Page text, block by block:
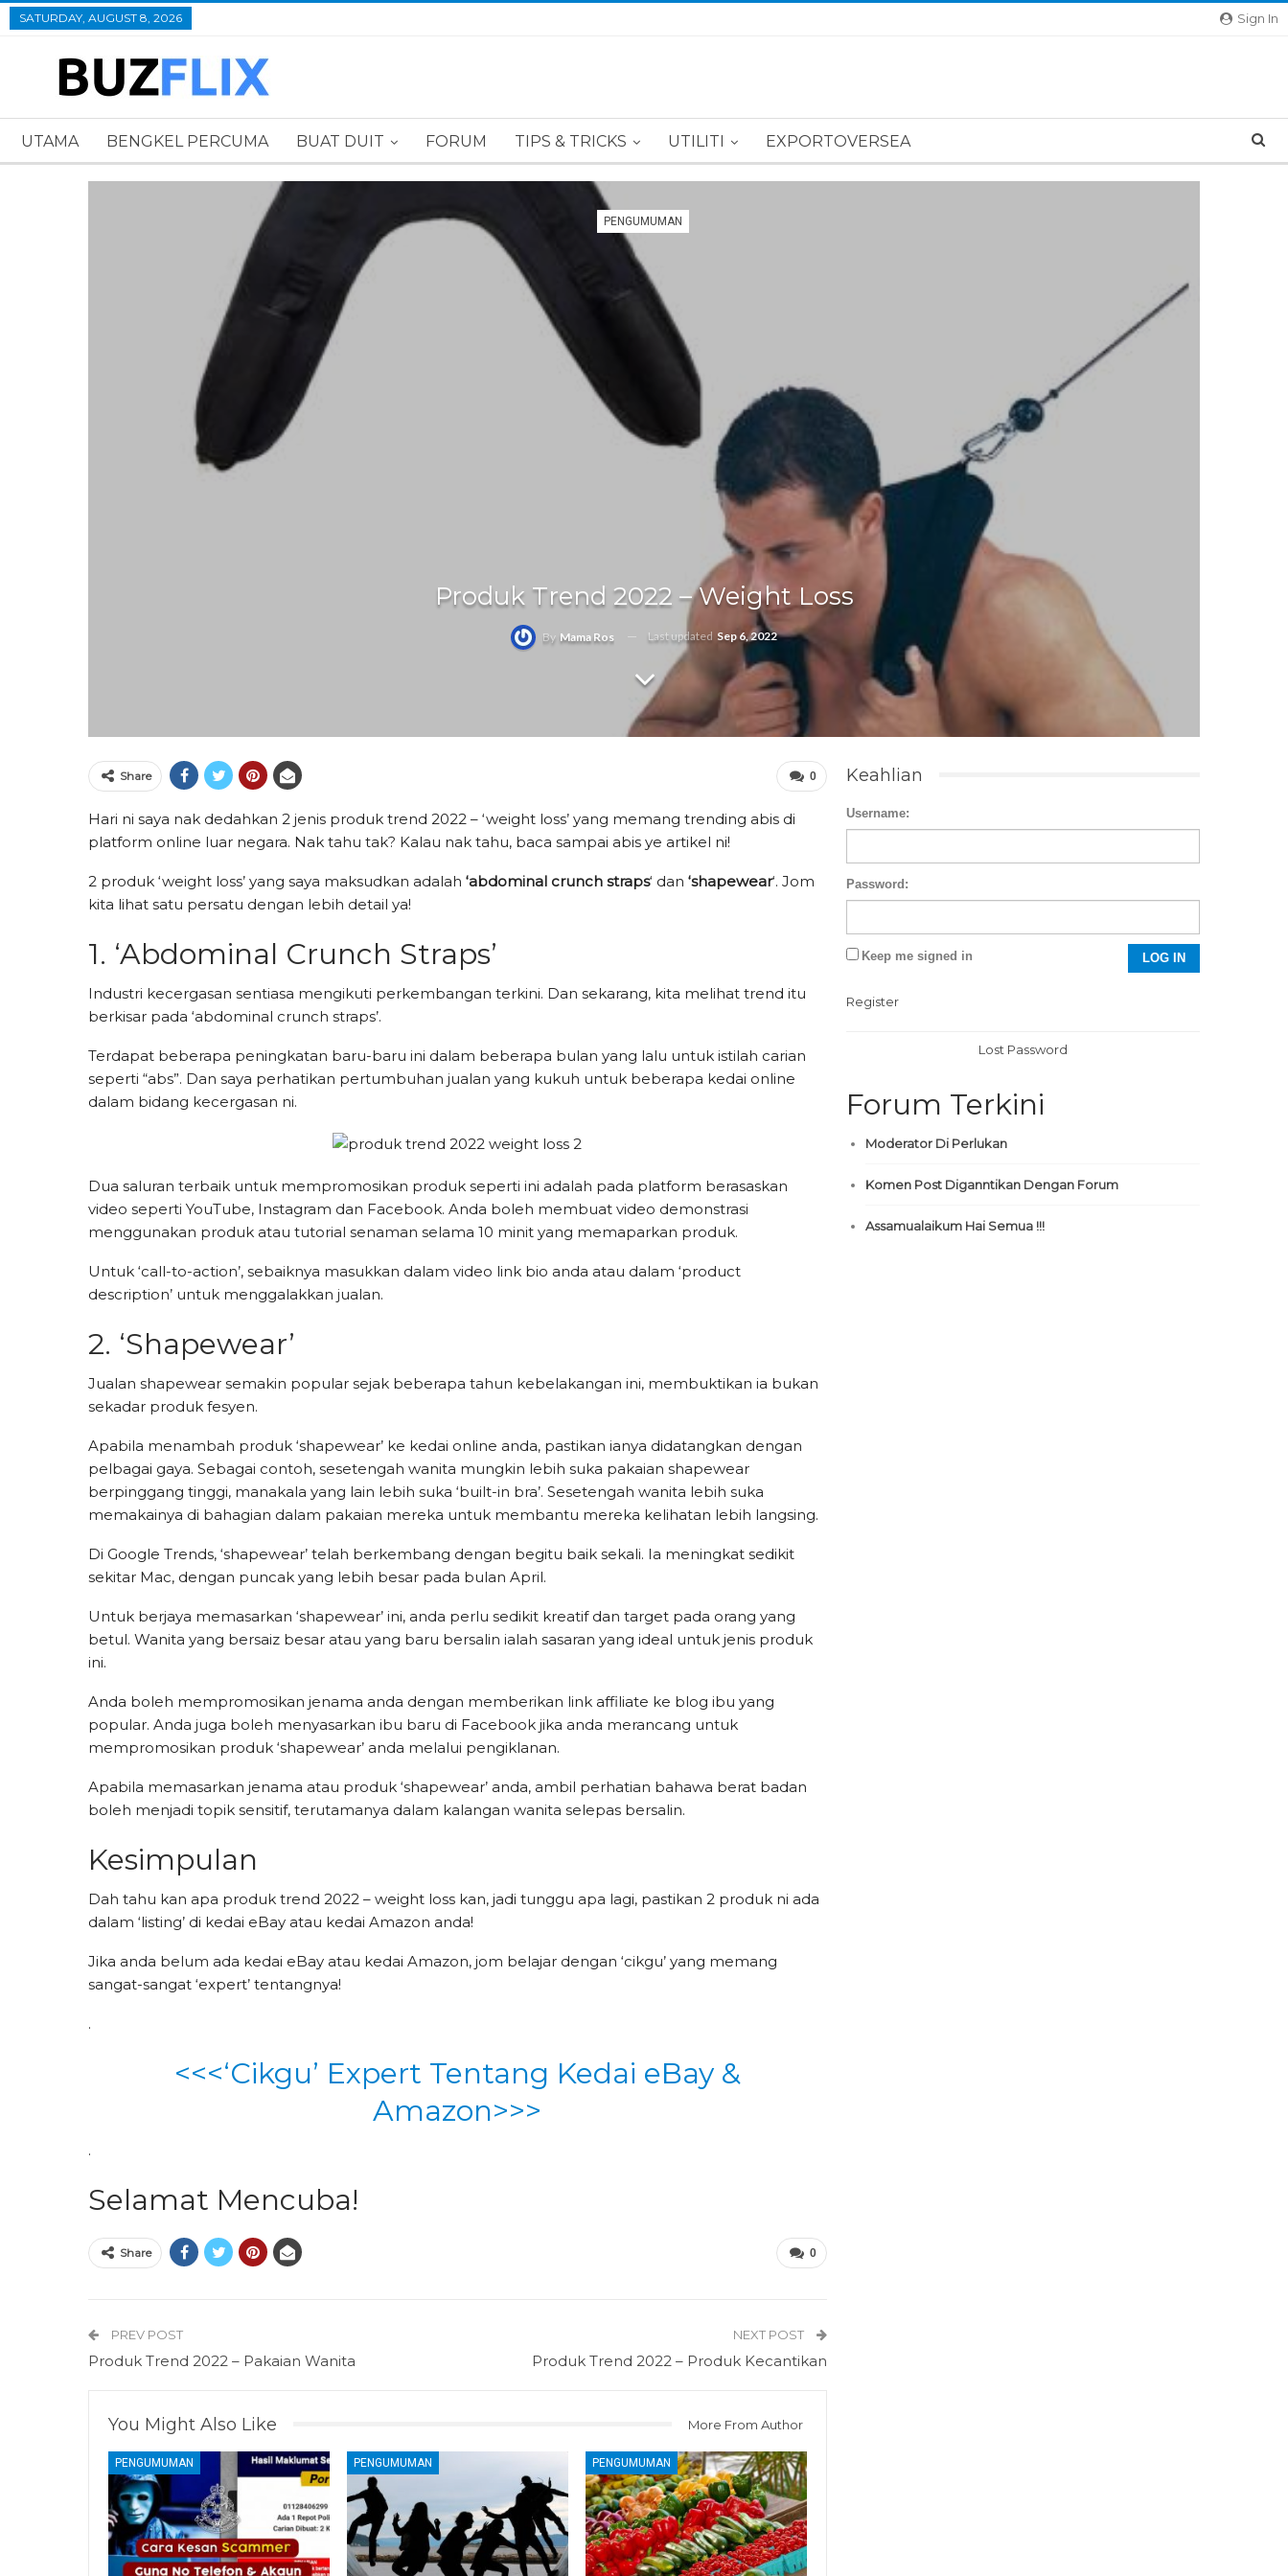
Sign In
SATURDAY, AUGUST 8, 2026
UTAMA BENGKEL PERCUMA BUAT DUIT FORUM TIPS & TRICKS UTILITI EXPORTOVERSEA
PENGUMUMAN
Produk Trend 2022 – Weight Loss
By Mama Ros Last updated Sep 6, 2022
0
Share
Hari ni saya nak dedahkan 2 jenis produk trend 2022 – ‘weight loss’ yang memang trending abis di
platform online luar negara. Nak tahu tak? Kalau nak tahu, baca sampai abis ye artikel ni!
2 produk ‘weight loss’ yang saya maksudkan adalah ‘abdominal crunch straps‘ dan ‘shapewear‘. Jom
kita lihat satu persatu dengan lebih detail ya!
1. ‘Abdominal Crunch Straps’
Industri kecergasan sentiasa mengikuti perkembangan terkini. Dan sekarang, kita melihat trend itu
berkisar pada ‘abdominal crunch straps’.
Terdapat beberapa peningkatan baru-baru ini dalam beberapa bulan yang lalu untuk istilah carian
seperti “abs”. Dan saya perhatikan pertumbuhan jualan yang kukuh untuk beberapa kedai online
dalam bidang kecergasan ni.
Dua saluran terbaik untuk mempromosikan produk seperti ini adalah pada platform berasaskan
video seperti YouTube, Instagram dan Facebook. Anda boleh membuat video demonstrasi
menggunakan produk atau tutorial senaman selama 10 minit yang memaparkan produk.
Untuk ‘call-to-action’, sebaiknya masukkan dalam video link bio anda atau dalam ‘product
description’ untuk menggalakkan jualan.
2. ‘Shapewear’
Jualan shapewear semakin popular sejak beberapa tahun kebelakangan ini, membuktikan ia bukan
sekadar produk fesyen.
Apabila menambah produk ‘shapewear’ ke kedai online anda, pastikan ianya didatangkan dengan
pelbagai gaya. Sebagai contoh, sesetengah wanita mungkin lebih suka pakaian shapewear
berpinggang tinggi, manakala yang lain lebih suka ‘built-in bra’. Sesetengah wanita lebih suka
memakainya di bahagian dalam pakaian mereka untuk membantu mereka kelihatan lebih langsing.
Di Google Trends, ‘shapewear’ telah berkembang dengan begitu baik sekali. Ia meningkat sedikit
sekitar Mac, dengan puncak yang lebih besar pada bulan April.
Untuk berjaya memasarkan ‘shapewear’ ini, anda perlu sedikit kreatif dan target pada orang yang
betul. Wanita yang bersaiz besar atau yang baru bersalin ialah sasaran yang ideal untuk jenis produk
ini.
Anda boleh mempromosikan jenama anda dengan memberikan link affiliate ke blog ibu yang
popular. Anda juga boleh menyasarkan ibu baru di Facebook jika anda merancang untuk
mempromosikan produk ‘shapewear’ anda melalui pengiklanan.
Apabila memasarkan jenama atau produk ‘shapewear’ anda, ambil perhatian bahawa berat badan
boleh menjadi topik sensitif, terutamanya dalam kalangan wanita selepas bersalin.
Kesimpulan
Dah tahu kan apa produk trend 2022 – weight loss kan, jadi tunggu apa lagi, pastikan 2 produk ni ada
dalam ‘listing’ di kedai eBay atau kedai Amazon anda!
Jika anda belum ada kedai eBay atau kedai Amazon, jom belajar dengan ‘cikgu’ yang memang
sangat-sangat ‘expert’ tentangnya!
.
<<<‘Cikgu’ Expert Tentang Kedai eBay &
Amazon>>>
.
Selamat Mencuba!
0
Share
PREV POST
Produk Trend 2022 – Pakaian Wanita
NEXT POST
Produk Trend 2022 – Produk Kecantikan
You Might Also Like More From Author
PENGUMUMAN PENGUMUMAN PENGUMUMAN
Keahlian
Username:
Password:
Keep me signed in LOG IN
Register
Lost Password
Forum Terkini
Moderator Di Perlukan
Komen Post Diganntikan Dengan Forum
Assamualaikum Hai Semua !!!